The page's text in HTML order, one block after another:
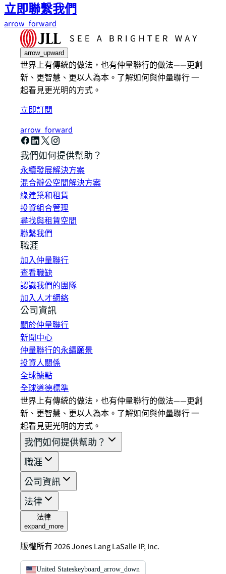
立即聯繫我們
arrow_forward
arrow_upward
世界上有傳統的做法，也有仲量聯行的做法——更創
新、更智慧、更以人為本。了解如何與仲量聯行 一
起看見更光明的方式。
立即訂閱
arrow_forward
我們如何提供幫助？
永續發展解決方案
混合辦公空間解決方案
綠建築和租賃
投資組合管理
尋找與租賃空間
聯繫我們
職涯
加入仲量聯行
查看職缺
認識我們的團隊
加入人才網絡
公司資訊
關於仲量聯行
新聞中心
仲量聯行的永續願景
投資人關係
全球據點
全球道德標準
世界上有傳統的做法，也有仲量聯行的做法——更創
新、更智慧、更以人為本。了解如何與仲量聯行 一
起看見更光明的方式。
我們如何提供幫助？
職涯
公司資訊
法律
法律
expand_more
版權所有 2026 Jones Lang LaSalle IP, Inc.
United Stateskeyboard_arrow_down